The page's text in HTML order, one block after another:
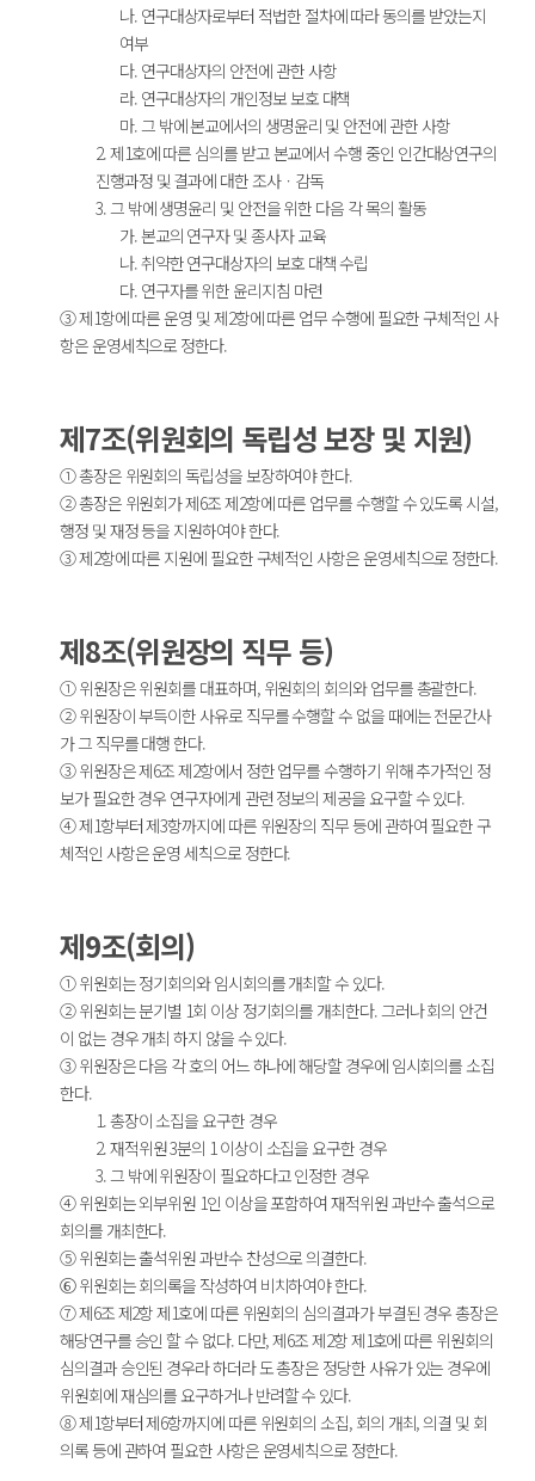
나. 연구대상자로부터 적법한 절차에 따라 동의를 받았는지
여부
다. 연구대상자의 안전에 관한 사항
라. 연구대상자의 개인정보 보호 대책
마. 그 밖에 본교에서의 생명윤리 및 안전에 관한 사항
2. 제1호에 따른 심의를 받고 본교에서 수행 중인 인간대상연구의
진행과정 및 결과에 대한 조사ㆍ감독
3. 그 밖에 생명윤리 및 안전을 위한 다음 각 목의 활동
가. 본교의 연구자 및 종사자 교육
나. 취약한 연구대상자의 보호 대책 수립
다. 연구자를 위한 윤리지침 마련
③ 제1항에 따른 운영 및 제2항에 따른 업무 수행에 필요한 구체적인 사
항은 운영세칙으로 정한다.
제7조(위원회의 독립성 보장 및 지원)
① 총장은 위원회의 독립성을 보장하여야 한다.
② 총장은 위원회가 제6조 제2항에 따른 업무를 수행할 수 있도록 시설,
행정 및 재정 등을 지원하여야 한다.
③ 제2항에 따른 지원에 필요한 구체적인 사항은 운영세칙으로 정한다.
제8조(위원장의 직무 등)
① 위원장은 위원회를 대표하며, 위원회의 회의와 업무를 총괄한다.
② 위원장이 부득이한 사유로 직무를 수행할 수 없을 때에는 전문간사
가 그 직무를 대행 한다.
③ 위원장은 제6조 제2항에서 정한 업무를 수행하기 위해 추가적인 정
보가 필요한 경우 연구자에게 관련 정보의 제공을 요구할 수 있다.
④ 제1항부터 제3항까지에 따른 위원장의 직무 등에 관하여 필요한 구
체적인 사항은 운영 세칙으로 정한다.
제9조(회의)
① 위원회는 정기회의와 임시회의를 개최할 수 있다.
② 위원회는 분기별 1회 이상 정기회의를 개최한다. 그러나 회의 안건
이 없는 경우 개최 하지 않을 수 있다.
③ 위원장은 다음 각 호의 어느 하나에 해당할 경우에 임시회의를 소집
한다.
1. 총장이 소집을 요구한 경우
2. 재적위원 3분의 1 이상이 소집을 요구한 경우
3. 그 밖에 위원장이 필요하다고 인정한 경우
④ 위원회는 외부위원 1인 이상을 포함하여 재적위원 과반수 출석으로
회의를 개최한다.
⑤ 위원회는 출석위원 과반수 찬성으로 의결한다.
⑥ 위원회는 회의록을 작성하여 비치하여야 한다.
⑦ 제6조 제2항 제1호에 따른 위원회의 심의결과가 부결된 경우 총장은
해당연구를 승인 할 수 없다. 다만, 제6조 제2항 제1호에 따른 위원회의
심의결과 승인된 경우라 하더라 도 총장은 정당한 사유가 있는 경우에
위원회에 재심의를 요구하거나 반려할 수 있다.
⑧ 제1항부터 제6항까지에 따른 위원회의 소집, 회의 개최, 의결 및 회
의록 등에 관하여 필요한 사항은 운영세칙으로 정한다.